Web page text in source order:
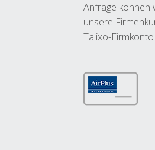
Anfrage können
unsere
Talixo-